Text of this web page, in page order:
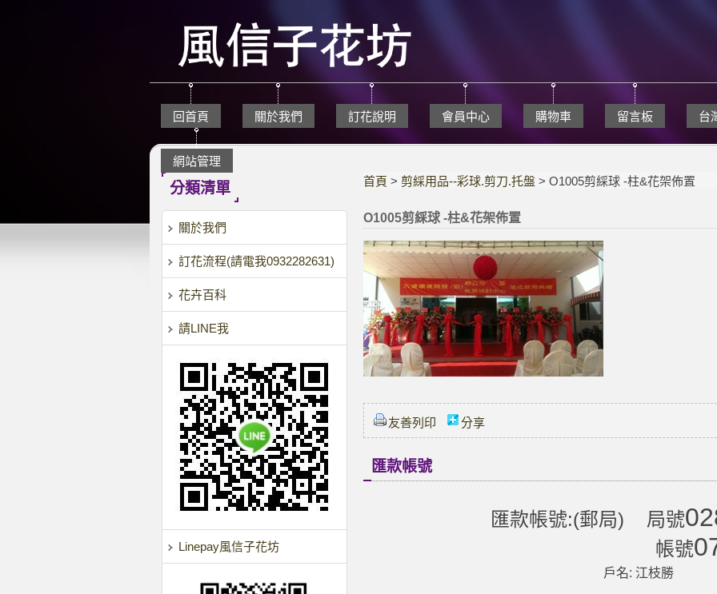
回首頁 關於我們 訂花說明 會員中心 購物車 留言板 台
網站管理
分類清單
關於我們
訂花流程(請電我0932282631)
花卉百科
請LINE我
Linepay風信子花坊
首頁 > 剪綵用品--彩球.剪刀.托盤 > O1005剪綵球 -柱&花架佈置
O1005剪綵球 -柱&花架佈置
友善列印 分享
匯款帳號
匯款帳號:(郵局) 局號
帳號
戶名: 江枝勝